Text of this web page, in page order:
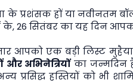
के प्रशंसक हों या नवीनतम
के, 26 सितंबर का यह दिन
आपको एक बड़ी लिस्ट मुहैया
अभिनेत्रियोंका जन्मदिन
प्रसिद्ध हस्तियों को भी